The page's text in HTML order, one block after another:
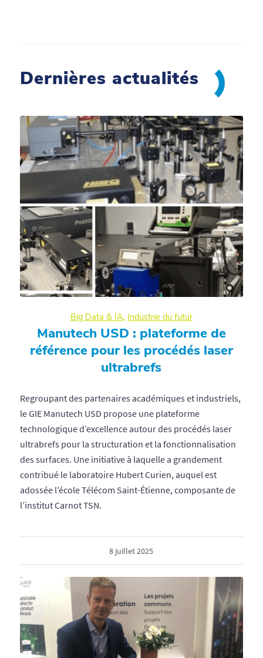
Dernières actualités
Big Data & IA, Industrie du futur
Manutech USD : plateforme de
référence pour les procédés laser
ultrabrefs
Regroupant des partenaires académiques et industriels,
le GIE Manutech USD propose une plateforme
technologique d’excellence autour des procédés laser
ultrabrefs pour la structuration et la fonctionnalisation
des surfaces. Une initiative à laquelle a grandement
contribué le laboratoire Hubert Curien, auquel est
adossée l’école Télécom Saint-Étienne, composante de
l’institut Carnot TSN.
8 juillet 2025